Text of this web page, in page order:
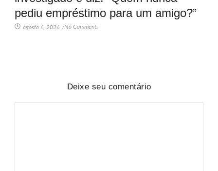
pediu empréstimo para um amigo?”
agosto 6, 2026 /No Comments
Deixe seu comentário